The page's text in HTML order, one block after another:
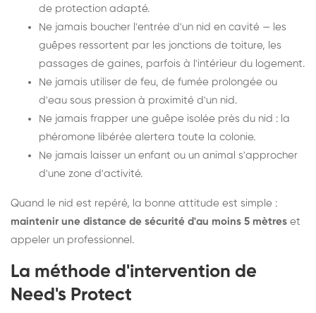
de protection adapté.
Ne jamais boucher l'entrée d'un nid en cavité — les
guêpes ressortent par les jonctions de toiture, les
passages de gaines, parfois à l'intérieur du logement.
Ne jamais utiliser de feu, de fumée prolongée ou
d'eau sous pression à proximité d'un nid.
Ne jamais frapper une guêpe isolée près du nid : la
phéromone libérée alertera toute la colonie.
Ne jamais laisser un enfant ou un animal s'approcher
d'une zone d'activité.
Quand le nid est repéré, la bonne attitude est simple :
maintenir une distance de sécurité d'au moins 5 mètres et
appeler un professionnel.
La méthode d'intervention de
Need's Protect